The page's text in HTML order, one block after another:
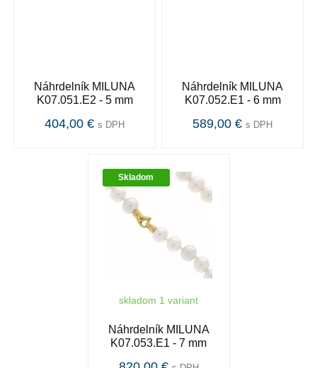
Náhrdelník MILUNA
K07.051.E2 - 5 mm
404,00 € s DPH
Náhrdelník MILUNA
K07.052.E1 - 6 mm
589,00 € s DPH
Skladom
skladom 1 variant
Náhrdelník MILUNA
K07.053.E1 - 7 mm